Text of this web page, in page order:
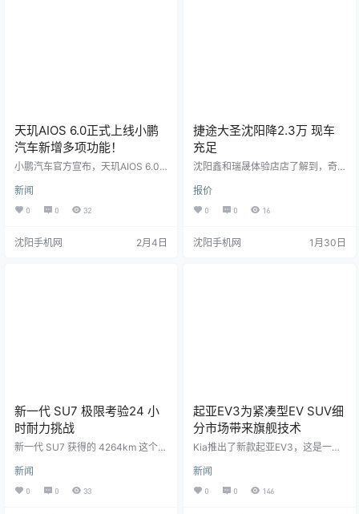
天玑AIOS 6.0正式上线小鹏
汽车新增多项功能！
小鹏汽车官方宣布，天玑AIOS 6.0
生活场景而生”为核心理念，带来了
多项功能创新及升级。 在通勤出行
场景中，天玑AIOS 6.0拥有强大的
道级导航结合超视距感知技术，即
新闻
0 0 32
沈阳手机网 2月4日
捷途大圣沈阳降2.3万 现车
充足
沈阳鑫和瑞晟体验店店了解到，奇
万元，最低车价跌至6.99万元。感
兴趣的朋友不妨点击报价表格中的
“获取底价”，有机会享受更大优惠。
报价
0 0 16
沈阳手机网 1月30日
新一代 SU7 极限考验24 小
时耐力挑战
新一代 SU7 获得的 4264km 这个成
代小米 SU7 进行「24 小时耐力挑
战」之前，也有非常多优秀的车企
进行过相同的挑战，我们也列举了
新闻
0 0 33
起亚EV3为紧凑型EV SUV细
分市场带来旗舰技术
Kia推出了新款起亚EV3，这是一款
和先进的设计。EV3旨在通过融合该
品牌旗舰EV9 SUV的元素，为紧凑
型EV SUV领域树立新标准。 EV3
新闻
0 0 146